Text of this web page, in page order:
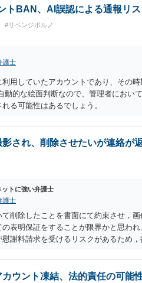
トBAN、AI誤認による通報リス
#リベンジポルノ
護士
用していたアカウントであり、その
動的な絵面判断なので、管理者におい
る可能性はあるでしょう。
され、削除させたいが連絡が
ットに強い弁護士
護士
削除したことを書面にて約束させ，
の表明保証をすることが限界かと思わ
謝料請求を受けるリスクがあるため
ウント凍結、法的責任の可能